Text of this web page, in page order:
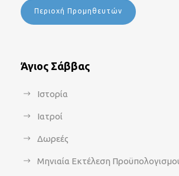
Περιοχή Προμηθευτών
Άγιος Σάββας
Ιστορία
Ιατροί
Δωρεές
Μηνιαία Εκτέλεση